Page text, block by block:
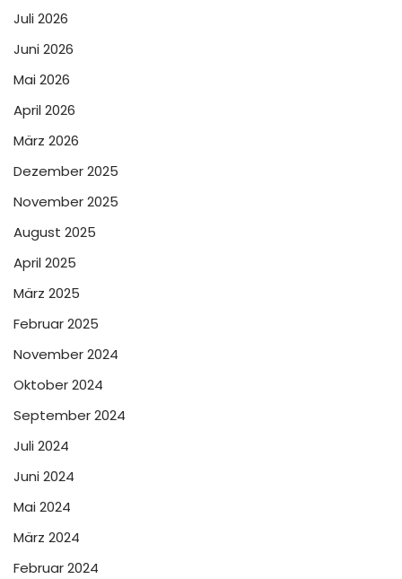
Juli 2026
Juni 2026
Mai 2026
April 2026
März 2026
Dezember 2025
November 2025
August 2025
April 2025
März 2025
Februar 2025
November 2024
Oktober 2024
September 2024
Juli 2024
Juni 2024
Mai 2024
März 2024
Februar 2024